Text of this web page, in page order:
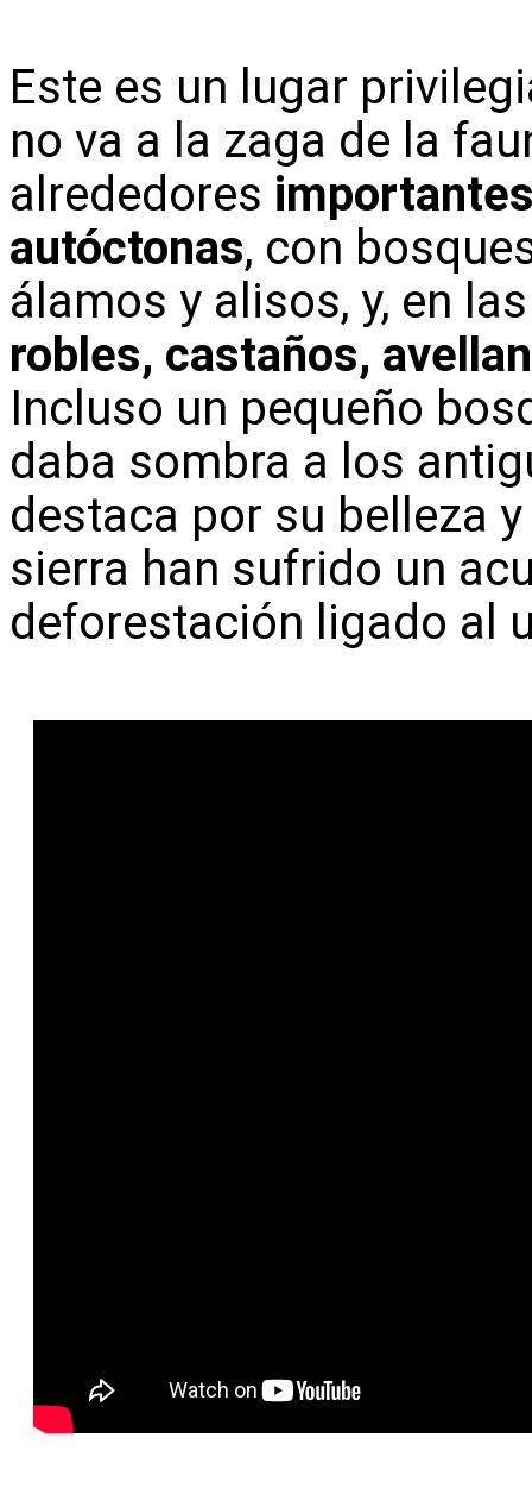
Este es un lugar
no va a la zaga de la
alrededores
autóctonas, con
álamos y alisos, y, en
robles, castaños,
Incluso un pequeño
daba sombra a los
destaca por su belleza
sierra han sufrido un
deforestación ligado al